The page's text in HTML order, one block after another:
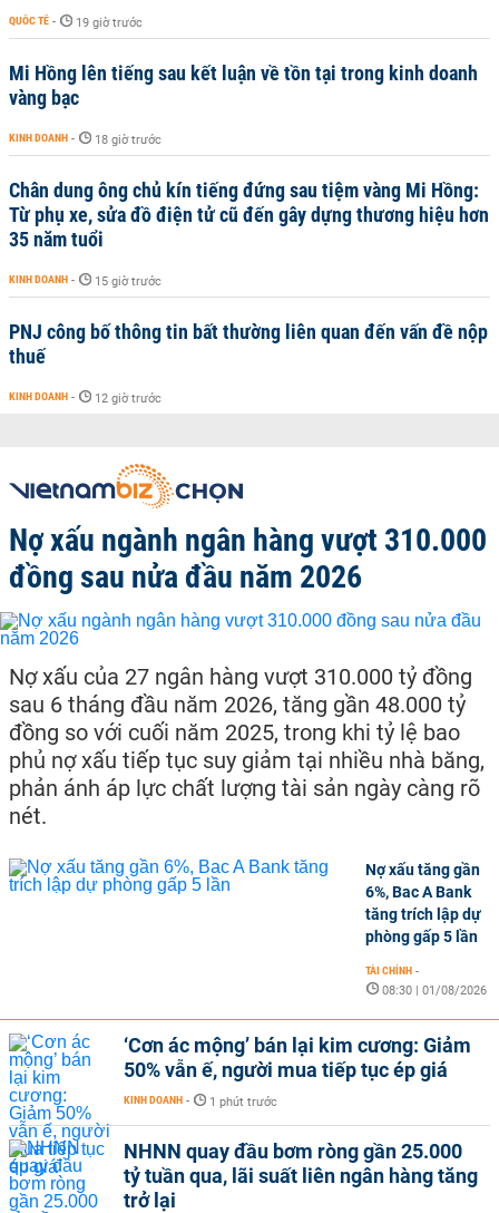
QUỐC TẾ - 19 giờ trước
Mi Hồng lên tiếng sau kết luận về tồn tại trong kinh doanh
vàng bạc
KINH DOANH - 18 giờ trước
Chân dung ông chủ kín tiếng đứng sau tiệm vàng Mi Hồng:
Từ phụ xe, sửa đồ điện tử cũ đến gây dựng thương hiệu hơn
35 năm tuổi
KINH DOANH - 15 giờ trước
PNJ công bố thông tin bất thường liên quan đến vấn đề nộp
thuế
KINH DOANH - 12 giờ trước
Nợ xấu ngành ngân hàng vượt 310.000
đồng sau nửa đầu năm 2026
Nợ xấu của 27 ngân hàng vượt 310.000 tỷ đồng
sau 6 tháng đầu năm 2026, tăng gần 48.000 tỷ
đồng so với cuối năm 2025, trong khi tỷ lệ bao
phủ nợ xấu tiếp tục suy giảm tại nhiều nhà băng,
phản ánh áp lực chất lượng tài sản ngày càng rõ
nét.
Nợ xấu tăng gần
6%, Bac A Bank
tăng trích lập dự
phòng gấp 5 lần
TÀI CHÍNH -
08:30 | 01/08/2026
‘Cơn ác mộng’ bán lại kim cương: Giảm
50% vẫn ế, người mua tiếp tục ép giá
KINH DOANH - 1 phút trước
NHNN quay đầu bơm ròng gần 25.000
tỷ tuần qua, lãi suất liên ngân hàng tăng
trở lại